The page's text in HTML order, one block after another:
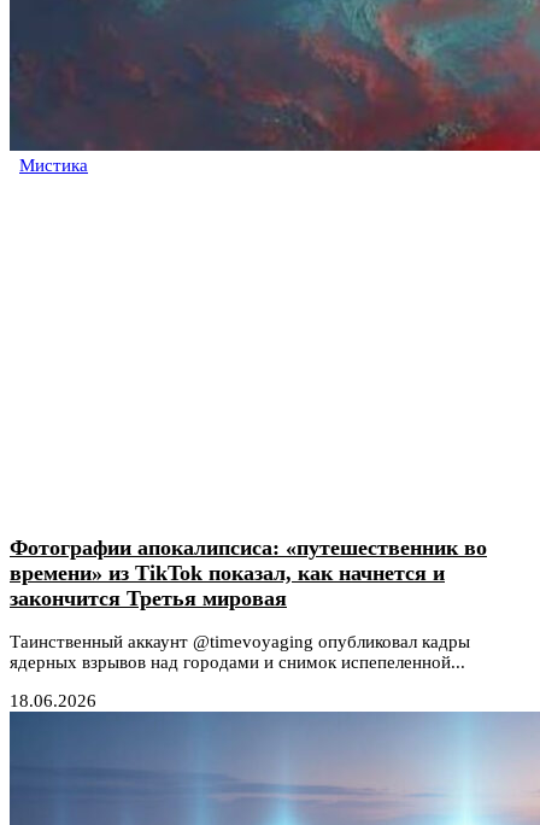
Мистика
Фотографии апокалипсиса: «путешественник во
времени» из TikTok показал, как начнется и
закончится Третья мировая
Таинственный аккаунт @timevoyaging опубликовал кадры
ядерных взрывов над городами и снимок испепеленной...
18.06.2026